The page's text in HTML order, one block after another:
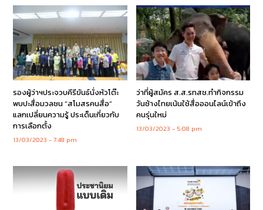
รองผู้ว่าฯประจวบคีรีขันธ์นั่งหัวโต๊ะ
พบปะสื่อมวลชน “สโมสรคนสื่อ”
แลกเปลี่ยนความรู้ ประเด็นเกี่ยวกับ
การเลือกตั้ง
13/03/2023 7:48 pm
ว่าที่ผู้สมัคร ส.ส.รทสช.ทำกิจกรรม
วันช้างไทยเน้นใช้สื่อออนไลน์เข้าถึง
คนรุ่นใหม่
13/03/2023 5:08 pm